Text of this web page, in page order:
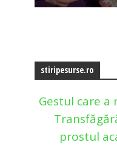
stiripesurse.ro
Gestul care
prostul